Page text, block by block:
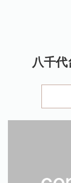
八千